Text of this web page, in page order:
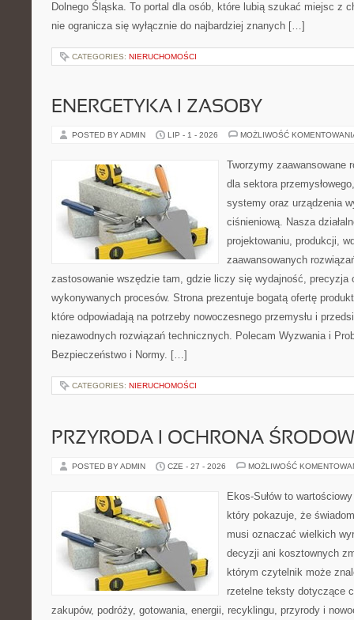
Dolnego Śląska. To portal dla osób, które lubią szukać miejsc z
nie ogranicza się wyłącznie do najbardziej znanych […]
CATEGORIES: NIERUCHOMOŚCI
ENERGETYKA I ZASOBY
POSTED BY ADMIN LIP - 1 - 2026 MOŻLIWOŚĆ
Tworzymy zaawansowane
dla sektora
systemy oraz urządzenia
ciśnieniową. Nasza
projektowaniu, produkcji,
zaawansowanych
zastosowanie wszędzie tam, gdzie liczy się wydajność, precyzja
wykonywanych procesów. Strona prezentuje bogatą ofertę
które odpowiadają na potrzeby nowoczesnego przemysłu i
niezawodnych rozwiązań technicznych. Polecam Wyzwania i
Bezpieczeństwo i Normy. […]
CATEGORIES: NIERUCHOMOŚCI
PRZYRODA I OCHRONA
POSTED BY ADMIN CZE - 27 - 2026 MOŻLIWOŚĆ
Ekos-Sułów to
który pokazuje, że
musi oznaczać wielkich
decyzji ani kosztownych
którym czytelnik może
rzetelne teksty dotyczące
zakupów, podróży, gotowania, energii, recyklingu, przyrody i